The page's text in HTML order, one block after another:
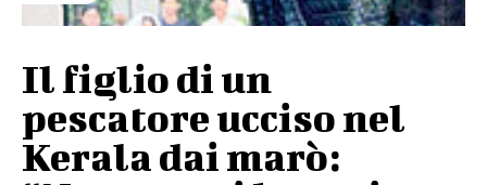
Il figlio di un
pescatore ucciso nel
Kerala dai marò: